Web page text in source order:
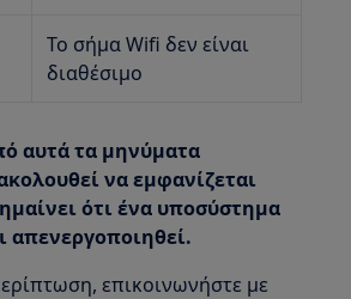
Το σήμα Wifi δεν είναι
διαθέσιμο
αυτά τα μηνύματα
να εμφανίζεται
ότι ένα υποσύστημα
απενεργοποιηθεί.
επικοινωνήστε με